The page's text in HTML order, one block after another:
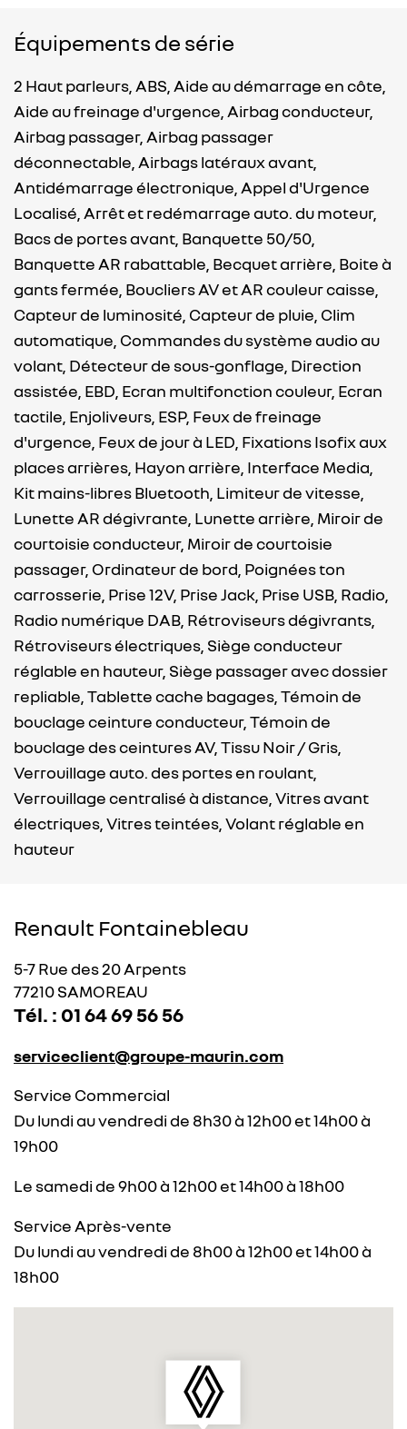
Équipements de série
2 Haut parleurs, ABS, Aide au démarrage en côte,
Aide au freinage d'urgence, Airbag conducteur,
Airbag passager, Airbag passager
déconnectable, Airbags latéraux avant,
Antidémarrage électronique, Appel d'Urgence
Localisé, Arrêt et redémarrage auto. du moteur,
Bacs de portes avant, Banquette 50/50,
Banquette AR rabattable, Becquet arrière, Boite à
gants fermée, Boucliers AV et AR couleur caisse,
Capteur de luminosité, Capteur de pluie, Clim
automatique, Commandes du système audio au
volant, Détecteur de sous-gonflage, Direction
assistée, EBD, Ecran multifonction couleur, Ecran
tactile, Enjoliveurs, ESP, Feux de freinage
d'urgence, Feux de jour à LED, Fixations Isofix aux
places arrières, Hayon arrière, Interface Media,
Kit mains-libres Bluetooth, Limiteur de vitesse,
Lunette AR dégivrante, Lunette arrière, Miroir de
courtoisie conducteur, Miroir de courtoisie
passager, Ordinateur de bord, Poignées ton
carrosserie, Prise 12V, Prise Jack, Prise USB, Radio,
Radio numérique DAB, Rétroviseurs dégivrants,
Rétroviseurs électriques, Siège conducteur
réglable en hauteur, Siège passager avec dossier
repliable, Tablette cache bagages, Témoin de
bouclage ceinture conducteur, Témoin de
bouclage des ceintures AV, Tissu Noir / Gris,
Verrouillage auto. des portes en roulant,
Verrouillage centralisé à distance, Vitres avant
électriques, Vitres teintées, Volant réglable en
hauteur
Renault Fontainebleau
5-7 Rue des 20 Arpents
77210 SAMOREAU
Tél. : 01 64 69 56 56
serviceclient@groupe-maurin.com
Service Commercial
Du lundi au vendredi de 8h30 à 12h00 et 14h00 à
19h00
Le samedi de 9h00 à 12h00 et 14h00 à 18h00
Service Après-vente
Du lundi au vendredi de 8h00 à 12h00 et 14h00 à
18h00